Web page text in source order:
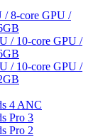
/ 8-core GPU /
/ 10-core GPU /
/ 10-core GPU /
4 ANC
Pro 3
Pro 2